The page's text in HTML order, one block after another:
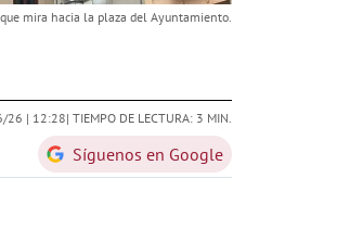
mira hacia la plaza del Ayuntamiento.
26 | 12:28| TIEMPO DE LECTURA: 3 MIN.
Síguenos en Google